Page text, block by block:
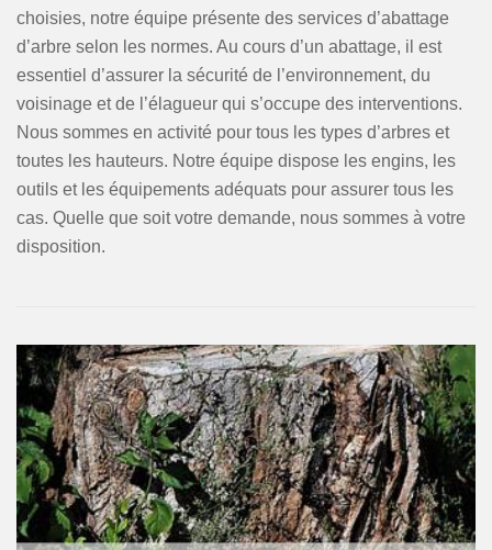
choisies, notre équipe présente des services d’abattage
d’arbre selon les normes. Au cours d’un abattage, il est
essentiel d’assurer la sécurité de l’environnement, du
voisinage et de l’élagueur qui s’occupe des interventions.
Nous sommes en activité pour tous les types d’arbres et
toutes les hauteurs. Notre équipe dispose les engins, les
outils et les équipements adéquats pour assurer tous les
cas. Quelle que soit votre demande, nous sommes à votre
disposition.